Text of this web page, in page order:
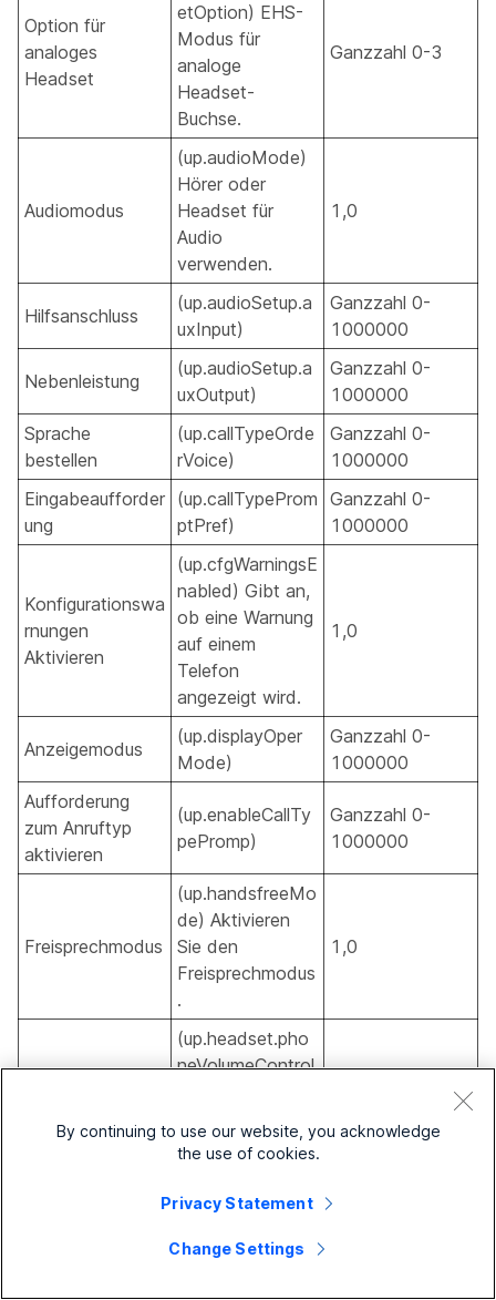
Option für
analoges
Headset
etOption) EHS-
Modus für
analoge
Headset-
Buchse.
Ganzzahl 0-3
Audiomodus
(up.audioMode)
Hörer oder
Headset für
Audio
verwenden.
1,0
Hilfsanschluss
(up.audioSetup.a
uxInput)
Ganzzahl 0-
1000000
Nebenleistung
(up.audioSetup.a
uxOutput)
Ganzzahl 0-
1000000
Sprache
bestellen
(up.callTypeOrde
rVoice)
Ganzzahl 0-
1000000
Eingabeaufforder
ung
(up.callTypeProm
ptPref)
Ganzzahl 0-
1000000
Konfigurationswa
rnungen
Aktivieren
(up.cfgWarningsE
nabled) Gibt an,
ob eine Warnung
auf einem
Telefon
angezeigt wird.
1,0
Anzeigemodus
(up.displayOper
Mode)
Ganzzahl 0-
1000000
Aufforderung
zum Anruftyp
aktivieren
(up.enableCallTy
pePromp)
Ganzzahl 0-
1000000
Freisprechmodus
(up.handsfreeMo
de) Aktivieren
Sie den
Freisprechmodus
.
1,0
ng des Telefons
(up.headset.pho
neVolumeControl
vieren Sie die
ng über das
Deaktivieren
(up.headsetMod
By continuing to use our website, you acknowledge
the use of cookies.
Privacy Statement
Change Settings